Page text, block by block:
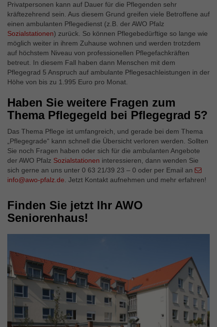
Privatpersonen kann auf Dauer für die Pflegenden sehr
kräftezehrend sein. Aus diesem Grund greifen viele Betroffene auf
einen ambulanten Pflegedienst (z.B. der AWO Pfalz
Sozialstationen) zurück. So können Pflegebedürftige so lange wie
möglich weiter in ihrem Zuhause wohnen und werden trotzdem
auf höchstem Niveau von professionellen Pflegefachkräften
betreut. In diesem Fall haben dann Menschen mit dem
Pflegegrad 5 Anspruch auf ambulante Pflegesachleistungen in der
Höhe von bis zu 1.995 Euro pro Monat.
Haben Sie weitere Fragen zum
Thema Pflegegeld bei Pflegegrad 5?
Das Thema Pflege ist umfangreich, und gerade bei dem Thema
„Pflegegrade“ kann schnell die Übersicht verloren werden. Sollten
Sie noch Fragen haben oder sich für die ambulanten Angebote
der AWO Pfalz Sozialstationen interessieren, dann wenden Sie
sich gerne an uns unter 0 63 21/39 23 – 0 oder per Email an
info@awo-pfalz.de . Jetzt Kontakt aufnehmen und mehr erfahren!
Finden Sie jetzt Ihr AWO
Seniorenhaus!